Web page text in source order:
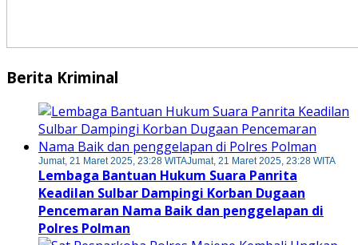
Berita Kriminal
Jumat, 21 Maret 2025, 23:28 WITAJumat, 21 Maret 2025, 23:28 WITA
Lembaga Bantuan Hukum Suara Panrita
Keadilan Sulbar Dampingi Korban Dugaan
Pencemaran Nama Baik dan penggelapan di
Polres Polman